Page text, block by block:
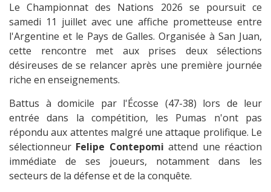
Le Championnat des Nations 2026 se poursuit ce
samedi 11 juillet avec une affiche prometteuse entre
l'Argentine et le Pays de Galles. Organisée à San Juan,
cette rencontre met aux prises deux sélections
désireuses de se relancer après une première journée
riche en enseignements.
Battus à domicile par l'Écosse (47-38) lors de leur
entrée dans la compétition, les Pumas n'ont pas
répondu aux attentes malgré une attaque prolifique. Le
sélectionneur Felipe Contepomi attend une réaction
immédiate de ses joueurs, notamment dans les
secteurs de la défense et de la conquête.